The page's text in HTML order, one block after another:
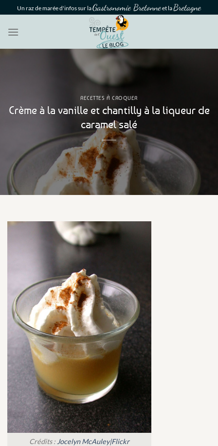
Passer
au
contenu
Un raz de marée d'infos sur laGastronomie Bretonneet laBretagne
RECETTES À CROQUER
Crème à la vanille et chantilly à la liqueur de
caramel salé
Crédits : Jocelyn McAuley|Flickr